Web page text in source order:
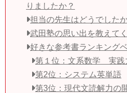
りましたか？
担当の先生はどうでした
武田塾の思い出を教えて
好きな参考書ランキング
第１位：文系数学 実践
第2位：システム英単語
第3位：現代文読解力の